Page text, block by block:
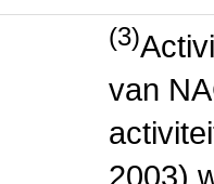
(3)
van
2003)